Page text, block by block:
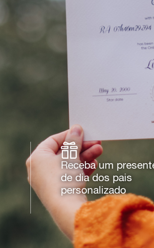
Receba um
de dia dos pais
personalizado